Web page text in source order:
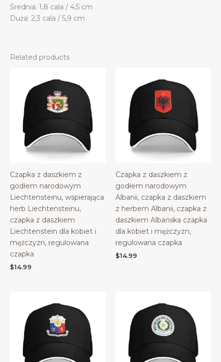
Średnia: 1,8 cala / 4,5 cm
Duża: 2,3 cala / 5,9 cm
Related products
Czapka z daszkiem z
godłem narodowym
Liechtensteinu, wspierająca
herb Liechtensteinu,
czapka z daszkiem
Liechtenstein dla kobiet i
mężczyzn, regulowana
czapka
$14.99
Czapka z daszkiem z
godłem narodowym
Albanii, czapka z daszkiem
z herbem Albanii, czapka z
daszkiem Albańska czapka
dla kobiet i mężczyzn,
regulowana czapka
$14.99